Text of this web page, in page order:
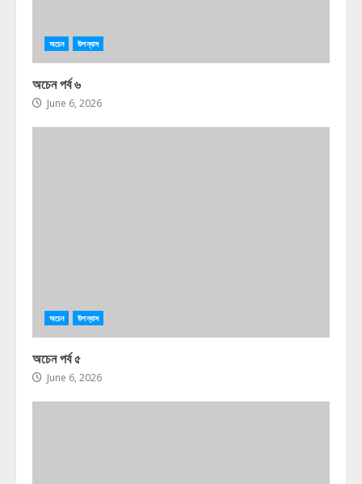
অচেন উপন্যাস
অচেন পর্ব ৬
June 6, 2026
অচেন উপন্যাস
অচেন পর্ব ৫
June 6, 2026